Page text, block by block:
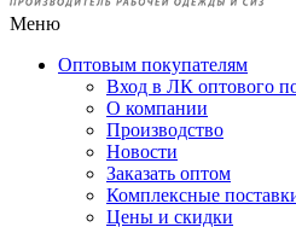
Меню
Оптовым покупателям
Вход в ЛК оптового
О компании
Производство
Новости
Заказать оптом
Комплексные
Цены и скидки